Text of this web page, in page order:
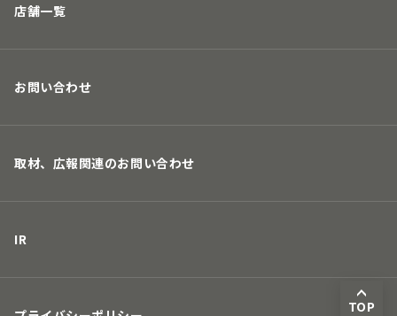
店舗一覧
お問い合わせ
取材、広報関連のお問い合わせ
IR
TOP